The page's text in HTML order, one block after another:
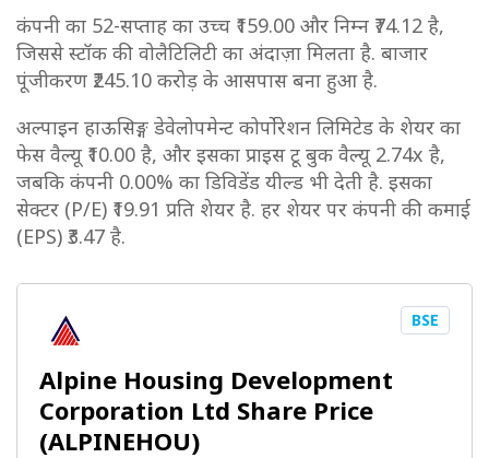
कंपनी का 52-सप्ताह का उच्च ₹159.00 और निम्न ₹74.12 है,
जिससे स्टॉक की वोलैटिलिटी का अंदाज़ा मिलता है. बाजार
पूंजीकरण ₹245.10 करोड़ के आसपास बना हुआ है.
अल्पाइन हाऊसिङ्ग डेवेलोपमेन्ट कोर्पोरेशन लिमिटेड के शेयर का
फेस वैल्यू ₹10.00 है, और इसका प्राइस टू बुक वैल्यू 2.74x है,
जबकि कंपनी 0.00% का डिविडेंड यील्ड भी देती है. इसका
सेक्टर (P/E) ₹19.91 प्रति शेयर है. हर शेयर पर कंपनी की कमाई
(EPS) ₹3.47 है.
Alpine Housing Development
Corporation Ltd Share Price
(ALPINEHOU)
BSE